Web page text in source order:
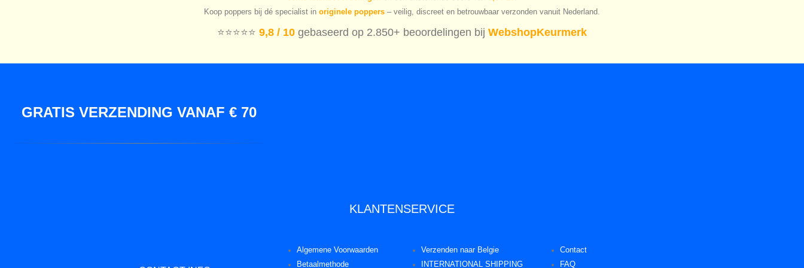
Koop poppers bij dé specialist in originele poppers – veilig, discreet en betrouwbaar verzonden vanuit Nederland.
⭐️⭐️⭐️⭐️⭐️ 9,8 / 10 gebaseerd op 2.850+ beoordelingen bij WebshopKeurmerk
GRATIS VERZENDING VANAF € 70
KLANTENSERVICE
Algemene Voorwaarden
Betaalmethode
Verzenden naar Belgie
INTERNATIONAL SHIPPING
Contact
FAQ